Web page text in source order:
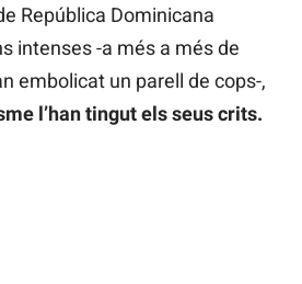
República Dominicana
intenses -a més a més de
embolicat un parell de cops-,
l’han tingut els seus crits.